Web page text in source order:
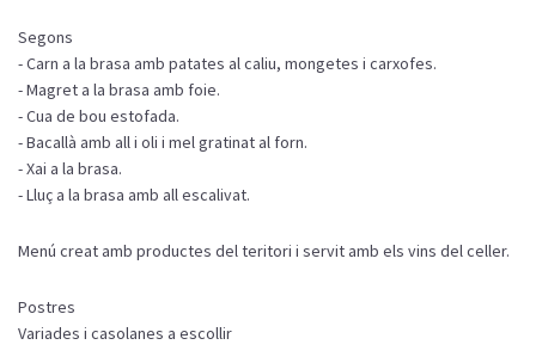
Segons
- Carn a la brasa amb patates al caliu, mongetes i carxofes.
- Magret a la brasa amb foie.
- Cua de bou estofada.
- Bacallà amb all i oli i mel gratinat al forn.
- Xai a la brasa.
- Lluç a la brasa amb all escalivat.
Menú creat amb productes del teritori i servit amb els vins del celler.
Postres
Variades i casolanes a escollir